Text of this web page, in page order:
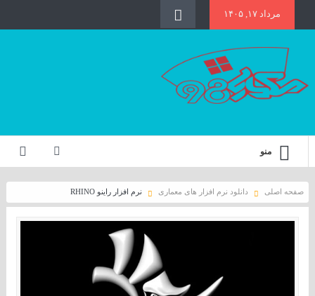
مرداد ۱۷, ۱۴۰۵
منو
صفحه اصلی دانلود نرم افزار های معماری نرم افزار راینو RHINO